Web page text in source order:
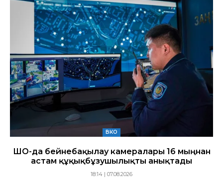
ВКО
ШҚО-да бейнебақылау камералары 16 мыңнан
астам құқықбұзушылықты анықтады
18:14 | 07.08.2026